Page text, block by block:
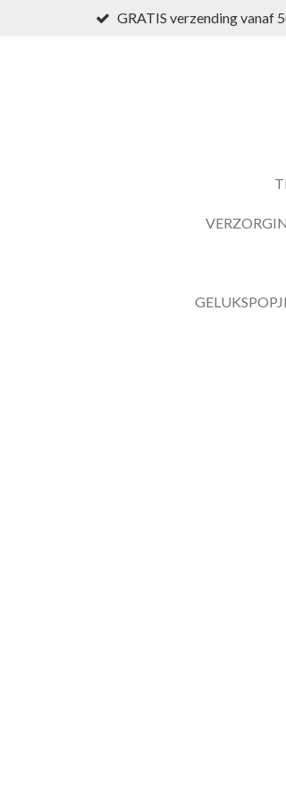
GRATIS verzending vanaf